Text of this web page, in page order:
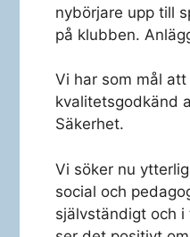
nybörjare upp till
på klubben.
Vi har som mål
kvalitetsgodkänd
Säkerhet.
Vi söker nu
social och
självständigt och